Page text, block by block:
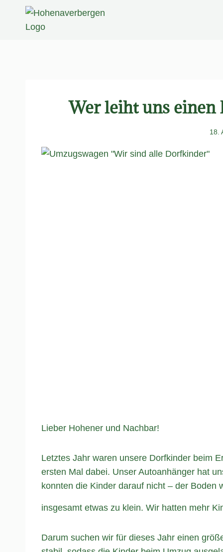
Wer leiht uns einen
18.
Lieber Hohener und Nachbar!
Letztes Jahr waren unsere Dorfkinder beim
ersten Mal dabei. Unser Autoanhänger hat
konnten die Kinder darauf nicht – der Boden
insgesamt etwas zu klein. Wir hatten mehr
Darum suchen wir für dieses Jahr einen